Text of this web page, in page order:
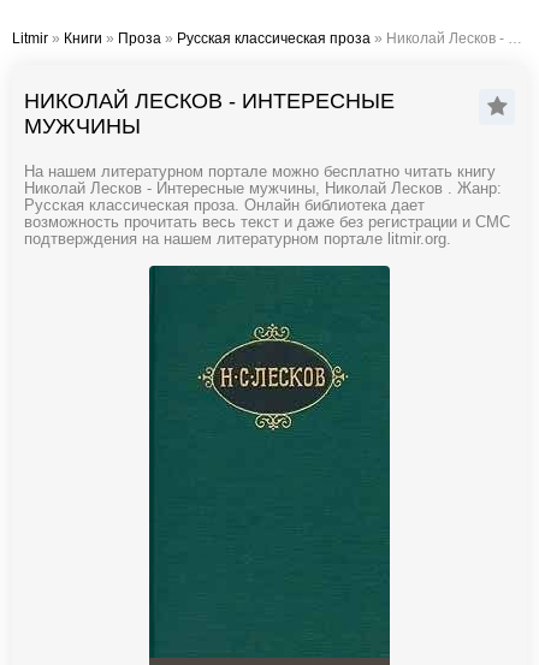
Litmir » Книги » Проза » Русская классическая проза » Николай Лесков - Интересные мужчины
НИКОЛАЙ ЛЕСКОВ - ИНТЕРЕСНЫЕ
МУЖЧИНЫ
На нашем литературном портале можно бесплатно читать книгу
Николай Лесков - Интересные мужчины, Николай Лесков . Жанр:
Русская классическая проза. Онлайн библиотека дает
возможность прочитать весь текст и даже без регистрации и СМС
подтверждения на нашем литературном портале litmir.org.